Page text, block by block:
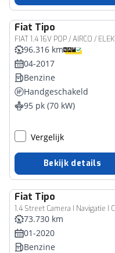
Fiat Tipo
FIAT 1.4 16V POP / AIRCO /
96.316 km
04-2017
Benzine
Handgeschakeld
95 pk (70 kW)
Vergelijk
Bekijk details
Fiat Tipo
1.4 Street Camera I Navigatie I
73.730 km
01-2020
Benzine